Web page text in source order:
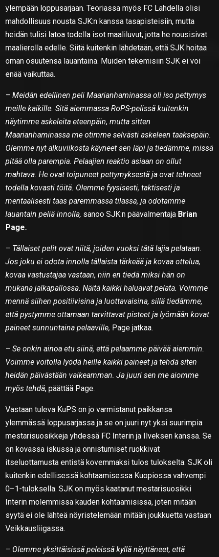
ylempään loppusarjaan. Teoriassa myös FC Lahdella olisi
mahdollisuus nousta SJK:n kanssa tasapisteisiin, mutta
heidän tulisi latoa todella isot maaliluvut, jotta he nousisivat
maalierolla edelle. Siitä kuitenkin lähdetään, että SJK hoitaa
oman osuutensa lauantaina. Muiden tekemisiin SJK ei voi
enää vaikuttaa.
–Meidän edellinen peli Maarianhaminassa oli iso pettymys
meille kaikille. Sitä aiemmassa RoPS-pelissä kuitenkin
näytimme askeleita eteenpäin, mutta sitten
Maarianhaminassa me otimme selvästi askeleen taaksepäin.
Olemme nyt alkuviikosta käyneet sen läpi ja tiedämme, missä
pitää olla parempia. Pelaajien reaktio asiaan on ollut
mahtava. He ovat toipuneet pettymyksestä ja ovat tehneet
todella kovasti töitä. Olemme fyysisesti, taktisesti ja
mentaalisesti taas paremmassa tilassa, ja odotamme
lauantain peliä innolla, sanoo SJK:n päävalmentaja Brian
Page.
– Tällaiset pelit ovat niitä, joiden vuoksi tätä lajia pelataan.
Jos joku ei odota innolla tällaista tärkeää ja kovaa ottelua,
kovaa vastustajaa vastaan, niin en tiedä miksi hän on
mukana jalkapallossa. Näitä kaikki haluavat pelata. Voimme
mennä siihen positiivisina ja luottavaisina, sillä tiedämme,
että pystymme ottamaan tarvittavat pisteet ja lyömään kovat
paineet sunnuntaina pelaaville, Page jatkaa.
–Se onkin ainoa etu siinä, että pelaamme päivää aiemmin.
Voimme voitolla lyödä heille kaikki paineet ja tehdä siten
heidän päivästään vaikeamman. Ja juuri sen me aiomme
myös tehdä, päättää Page.
Vastaan tuleva KuPS on jo varmistanut paikkansa
ylemmässä loppusarjassa ja se on juuri nyt yksi suurimpia
mestarisuosikkeja yhdessä FC Interin ja Ilveksen kanssa. Se
on kovassa iskussa ja onnistumiset ruokkivat
itseluottamusta entistä kovemmaksi tulos tulokselta. SJK oli
kuitenkin edellisessä kohtaamisessa Kuopiossa vahvempi
0–1-tuloksella. SJK on myös kaatanut mestarisuosikki
Interin molemmissa kauden kohtaamisissa, joten mitään
syytä ei ole lähteä nöyristelemään mitään joukkuetta vastaan
Veikkausliigassa.
– Olemme yksittäisissä peleissä kyllä näyttäneet, että